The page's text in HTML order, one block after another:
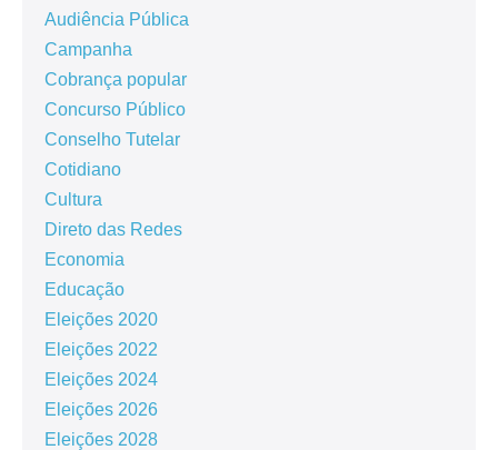
Audiência Pública
Campanha
Cobrança popular
Concurso Público
Conselho Tutelar
Cotidiano
Cultura
Direto das Redes
Economia
Educação
Eleições 2020
Eleições 2022
Eleições 2024
Eleições 2026
Eleições 2028